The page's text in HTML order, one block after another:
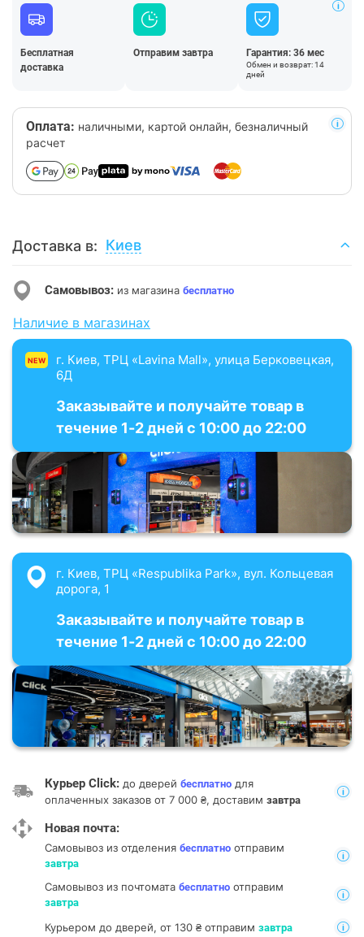
Бесплатная
доставка
Отправим завтра Гарантия: 36 мес
Обмен и возврат: 14
дней
Оплата: наличными, картой онлайн, безналичный
расчет
Доставка в: Киев
Самовывоз: из магазина бесплатно
Наличие в магазинах
NEW
г. Киев, ТРЦ «Lavina Mall», улица Берковецкая,
6Д
Заказывайте и получайте товар в
течение 1-2 дней с 10:00 до 22:00
г. Киев, ТРЦ «Respublika Park», вул. Кольцевая
дорога, 1
Заказывайте и получайте товар в
течение 1-2 дней с 10:00 до 22:00
Курьер Click: до дверей бесплатно для
оплаченных заказов от 7 000 ₴, доставим завтра
Новая почта:
Самовывоз из отделения бесплатно отправим
завтра
Самовывоз из почтомата бесплатно отправим
завтра
Курьером до дверей, от 130 ₴ отправим завтра